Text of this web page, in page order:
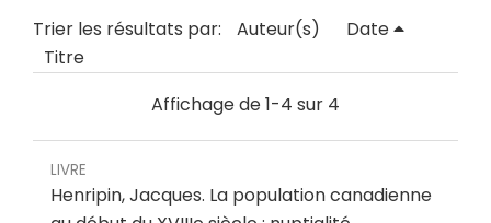
Trier les résultats par: Auteur(s)
Date
Titre
Affichage de 1-4 sur 4
LIVRE
Henripin, Jacques. La population canadienne